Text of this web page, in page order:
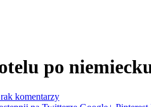
po
komentarzy